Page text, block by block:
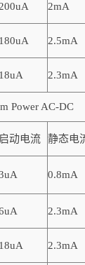
200uA 2mA
180uA 2.5mA
18uA 2.3mA
Power AC-DC
启动电流 静态电
0.8mA
2.3mA
18uA 2.3mA